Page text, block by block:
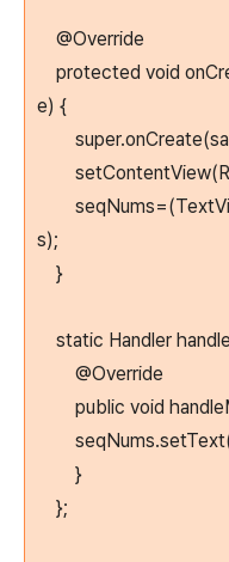
@Override
protected void
e) {
s);
}
static Handler
@Override
public void
}
};